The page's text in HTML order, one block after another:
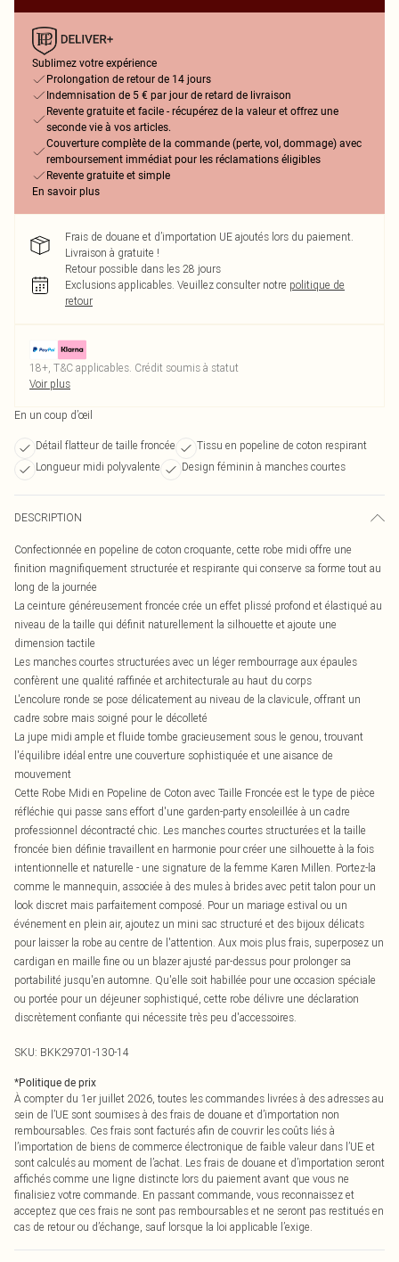
Sublimez votre expérience
Prolongation de retour de 14 jours
Indemnisation de 5 € par jour de retard de livraison
Revente gratuite et facile - récupérez de la valeur et offrez une
seconde vie à vos articles.
Couverture complète de la commande (perte, vol, dommage) avec
remboursement immédiat pour les réclamations éligibles
Revente gratuite et simple
En savoir plus
Frais de douane et d’importation UE ajoutés lors du paiement.
Livraison à gratuite !
Retour possible dans les 28 jours
Exclusions applicables. Veuillez consulter notre politique de
retour
18+, T&C applicables. Crédit soumis à statut
Voir plus
En un coup d’œil
Détail flatteur de taille froncée
Tissu en popeline de coton respirant
Longueur midi polyvalente
Design féminin à manches courtes
DESCRIPTION
Confectionnée en popeline de coton croquante, cette robe midi offre une
finition magnifiquement structurée et respirante qui conserve sa forme tout au
long de la journée
La ceinture généreusement froncée crée un effet plissé profond et élastiqué au
niveau de la taille qui définit naturellement la silhouette et ajoute une
dimension tactile
Les manches courtes structurées avec un léger rembourrage aux épaules
confèrent une qualité raffinée et architecturale au haut du corps
L'encolure ronde se pose délicatement au niveau de la clavicule, offrant un
cadre sobre mais soigné pour le décolleté
La jupe midi ample et fluide tombe gracieusement sous le genou, trouvant
l'équilibre idéal entre une couverture sophistiquée et une aisance de
mouvement
Cette Robe Midi en Popeline de Coton avec Taille Froncée est le type de pièce
réfléchie qui passe sans effort d'une garden-party ensoleillée à un cadre
professionnel décontracté chic. Les manches courtes structurées et la taille
froncée bien définie travaillent en harmonie pour créer une silhouette à la fois
intentionnelle et naturelle - une signature de la femme Karen Millen. Portez-la
comme le mannequin, associée à des mules à brides avec petit talon pour un
look discret mais parfaitement composé. Pour un mariage estival ou un
événement en plein air, ajoutez un mini sac structuré et des bijoux délicats
pour laisser la robe au centre de l'attention. Aux mois plus frais, superposez un
cardigan en maille fine ou un blazer ajusté par-dessus pour prolonger sa
portabilité jusqu'en automne. Qu'elle soit habillée pour une occasion spéciale
ou portée pour un déjeuner sophistiqué, cette robe délivre une déclaration
discrètement confiante qui nécessite très peu d'accessoires.
SKU: BKK29701-130-14
*Politique de prix
À compter du 1er juillet 2026, toutes les commandes livrées à des adresses au
sein de l’UE sont soumises à des frais de douane et d’importation non
remboursables. Ces frais sont facturés afin de couvrir les coûts liés à
l’importation de biens de commerce électronique de faible valeur dans l’UE et
sont calculés au moment de l’achat. Les frais de douane et d’importation seront
affichés comme une ligne distincte lors du paiement avant que vous ne
finalisiez votre commande. En passant commande, vous reconnaissez et
acceptez que ces frais ne sont pas remboursables et ne seront pas restitués en
cas de retour ou d’échange, sauf lorsque la loi applicable l’exige.